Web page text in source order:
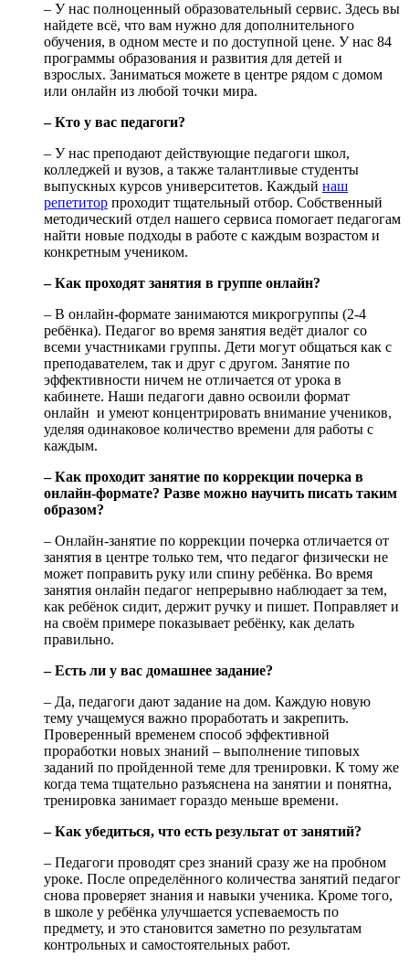
– У нас полноценный образовательный сервис. Здесь вы
найдете всё, что вам нужно для дополнительного
обучения, в одном месте и по доступной цене. У нас 84
программы образования и развития для детей и
взрослых. Заниматься можете в центре рядом с домом
или онлайн из любой точки мира.
– Кто у вас педагоги?
– У нас преподают действующие педагоги школ,
колледжей и вузов, а также талантливые студенты
выпускных курсов университетов. Каждый наш
репетитор проходит тщательный отбор. Собственный
методический отдел нашего сервиса помогает педагогам
найти новые подходы в работе с каждым возрастом и
конкретным учеником.
– Как проходят занятия в группе онлайн?
– В онлайн-формате занимаются микрогруппы (2-4
ребёнка). Педагог во время занятия ведёт диалог со
всеми участниками группы. Дети могут общаться как с
преподавателем, так и друг с другом. Занятие по
эффективности ничем не отличается от урока в
кабинете. Наши педагоги давно освоили формат
онлайн и умеют концентрировать внимание учеников,
уделяя одинаковое количество времени для работы с
каждым.
– Как проходит занятие по коррекции почерка в
онлайн-формате? Разве можно научить писать таким
образом?
– Онлайн-занятие по коррекции почерка отличается от
занятия в центре только тем, что педагог физически не
может поправить руку или спину ребёнка. Во время
занятия онлайн педагог непрерывно наблюдает за тем,
как ребёнок сидит, держит ручку и пишет. Поправляет и
на своём примере показывает ребёнку, как делать
правильно.
– Есть ли у вас домашнее задание?
– Да, педагоги дают задание на дом. Каждую новую
тему учащемуся важно проработать и закрепить.
Проверенный временем способ эффективной
проработки новых знаний – выполнение типовых
заданий по пройденной теме для тренировки. К тому же
когда тема тщательно разъяснена на занятии и понятна,
тренировка занимает гораздо меньше времени.
– Как убедиться, что есть результат от занятий?
– Педагоги проводят срез знаний сразу же на пробном
уроке. После определённого количества занятий педагог
снова проверяет знания и навыки ученика. Кроме того,
в школе у ребёнка улучшается успеваемость по
предмету, и это становится заметно по результатам
контрольных и самостоятельных работ.